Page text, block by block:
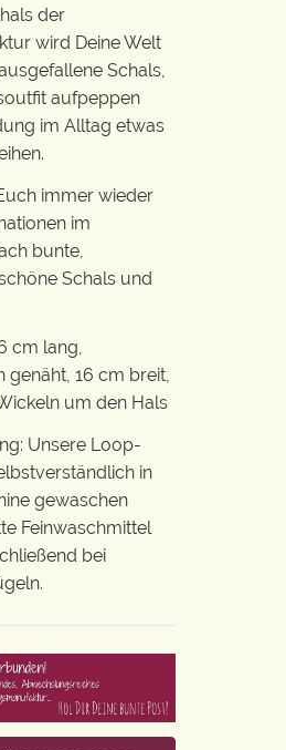
der
wird Deine Welt
Schals,
aufpeppen
im Alltag etwas
immer wieder
im
bunte,
Schals und
cm lang,
genäht, 16 cm breit,
um den Hals
Unsere Loop-
in
gewaschen
Feinwaschmittel
bei